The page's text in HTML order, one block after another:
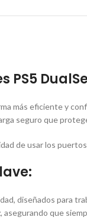
PS5
más eficiente y
seguro que
de usar los
diseñados para
asegurando que